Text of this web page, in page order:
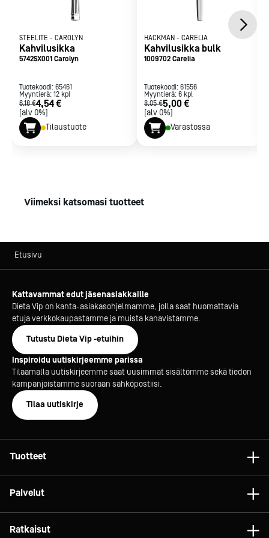
STEELITE - CAROLYN
Kahvilusikka
5742SX001 Carolyn
Tuotekoodi: 65461
Myyntierä: 12 kpl
6,18 €4,54 €
[alv 0%]
Tilaustuote
HACKMAN - CARELIA
Kahvilusikka bulk
1009702 Carelia
Tuotekoodi: 61556
Myyntierä: 6 kpl
8,05 €5,00 €
[alv 0%]
Varastossa
Viimeksi katsomasi tuotteet
Etusivu
Kattavammat edut jäsenasiakkaille
Dieta Vip on kanta-asiakasohjelmamme, jolla saat huomattavia
etuja verkkokaupastamme ja muista kanavistamme.
Tutustu Dieta Vip -etuihin
Inspiroidu uutiskirjeemme parissa
Tilaamalla uutiskirjeemme saat uusimmat sisältömme sekä tiedon
kampanjoistamme suoraan sähköpostiisi.
Tilaa uutiskirje
Tuotteet
Tarvikkeet
Palvelut
Konsultointi
Ratkaisut